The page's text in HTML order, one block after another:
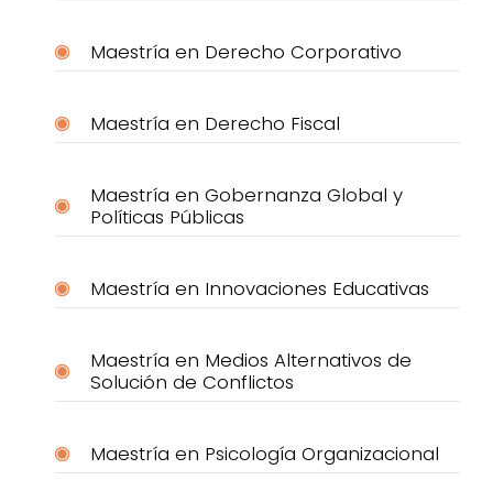
Maestría en Derecho Corporativo
Maestría en Derecho Fiscal
Maestría en Gobernanza Global y
Políticas Públicas
Maestría en Innovaciones Educativas
Maestría en Medios Alternativos de
Solución de Conflictos
Maestría en Psicología Organizacional